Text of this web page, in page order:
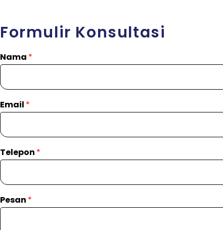
Formulir Konsultasi
Nama *
Email *
Telepon *
Pesan *